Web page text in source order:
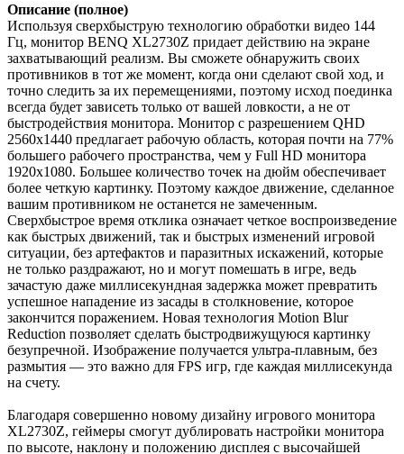
Описание (полное)
Используя сверхбыструю технологию обработки видео 144
Гц, монитор BENQ XL2730Z придает действию на экране
захватывающий реализм. Вы сможете обнаружить своих
противников в тот же момент, когда они сделают свой ход, и
точно следить за их перемещениями, поэтому исход поединка
всегда будет зависеть только от вашей ловкости, а не от
быстродействия монитора. Монитор с разрешением QHD
2560x1440 предлагает рабочую область, которая почти на 77%
большего рабочего пространства, чем у Full HD монитора
1920x1080. Большее количество точек на дюйм обеспечивает
более четкую картинку. Поэтому каждое движение, сделанное
вашим противником не останется не замеченным.
Сверхбыстрое время отклика означает четкое воспроизведение
как быстрых движений, так и быстрых изменений игровой
ситуации, без артефактов и паразитных искажений, которые
не только раздражают, но и могут помешать в игре, ведь
зачастую даже миллисекундная задержка может превратить
успешное нападение из засады в столкновение, которое
закончится поражением. Новая технология Motion Blur
Reduction позволяет сделать быстродвижущуюся картинку
безупречной. Изображение получается ультра-плавным, без
размытия — это важно для FPS игр, где каждая миллисекунда
на счету.
Благодаря совершенно новому дизайну игрового монитора
XL2730Z, геймеры смогут дублировать настройки монитора
по высоте, наклону и положению дисплея с высочайшей